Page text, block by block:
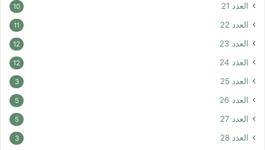
العدد 21 10
العدد 22 11
العدد 23 12
العدد 24 12
العدد 25 3
العدد 26 5
العدد 27 5
العدد 28 3